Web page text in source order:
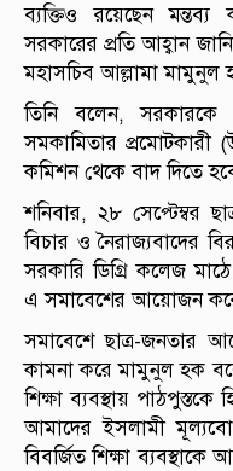
ব্যক্তিও রয়েছেন মন্তব্য
সরকারের প্রতি আহ্বান
মহাসচিব আল্লামা মামুনুল
তিনি বলেন, সরকারকে
সমকামিতার প্রমোটকারী
কমিশন থেকে বাদ দিতে
শনিবার, ২৮ সেপ্টেম্বর
বিচার ও নৈরাজ্যবাদের
সরকারি ডিগ্রি কলেজ
এ সমাবেশের আয়োজন
সমাবেশে ছাত্র-জনতার
কামনা করে মামুনুল হক
শিক্ষা ব্যবস্থায় পাঠপুস্তকে
আমাদের ইসলামী
বিবর্জিত শিক্ষা ব্যবস্থাকে